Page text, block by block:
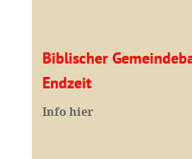
Biblischer
Endzeit
Info hier